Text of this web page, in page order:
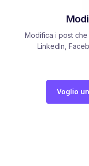
Modifica i post che
LinkedIn,
Voglio